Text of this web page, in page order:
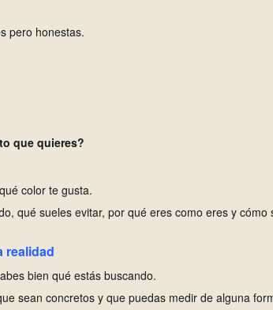
pero honestas.
que quieres?
color te gusta.
qué sueles evitar, por qué eres como eres y cómo
realidad
bien qué estás buscando.
sean concretos y que puedas medir de alguna